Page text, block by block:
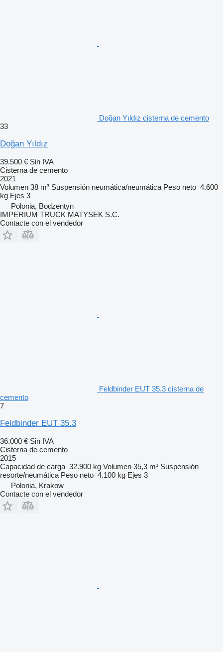
Doğan Yıldız cisterna de cemento
33
Doğan Yıldız
39.500 € Sin IVA
Cisterna de cemento
2021
Volumen 38 m³ Suspensión neumática/neumática Peso neto 4.600
kg Ejes 3
Polonia, Bodzentyn
IMPERIUM TRUCK MATYSEK S.C.
Contacte con el vendedor
Feldbinder EUT 35.3 cisterna de
cemento
7
Feldbinder EUT 35.3
36.000 € Sin IVA
Cisterna de cemento
2015
Capacidad de carga 32.900 kg Volumen 35,3 m³ Suspensión
resorte/neumática Peso neto 4.100 kg Ejes 3
Polonia, Krakow
Contacte con el vendedor